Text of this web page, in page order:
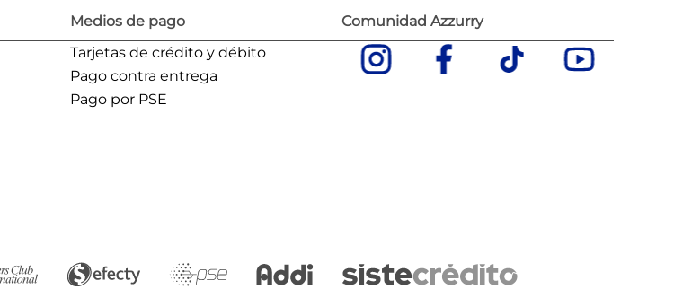
Medios de pago
Tarjetas de crédito y débito
Pago contra entrega
Pago por PSE
Comunidad Azzurry